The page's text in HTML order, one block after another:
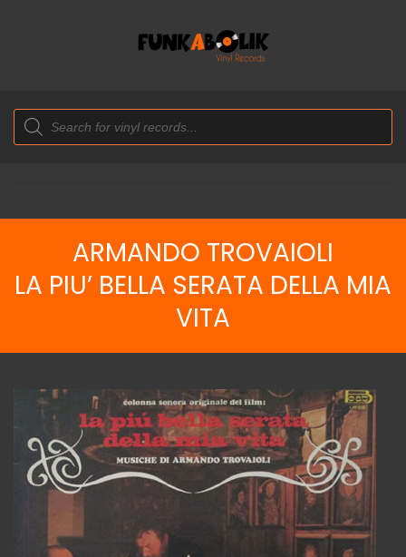
Products
search
ARMANDO TROVAIOLI
LA PIU’ BELLA SERATA DELLA MIA
VITA